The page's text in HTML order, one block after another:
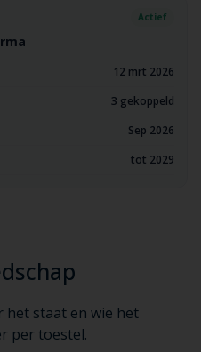
Actief
12 mrt 2026
3 gekoppeld
Sep 2026
tot 2029
het staat en wie het
per toestel.